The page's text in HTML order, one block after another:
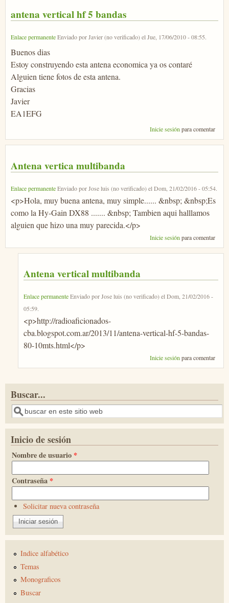
antena vertical hf 5 bandas
Enlace permanenteEnviado porJavier (no verificado)elJue, 17/06/2010 - 08:55.
Buenos dias
Estoy construyendo esta antena economica ya os contaré
Alguien tiene fotos de esta antena.
Gracias
Javier
EA1EFG
Inicie sesiónpara comentar
Antena vertica multibanda
Enlace permanenteEnviado porJose luis (no verificado)elDom, 21/02/2016 - 05:54.
<p>Hola, muy buena antena, muy simple...... &nbsp; &nbsp;Es
como la Hy-Gain DX88 ....... &nbsp; Tambien aqui halllamos
alguien que hizo una muy parecida.</p>
Inicie sesión para comentar
Antena vertical multibanda
Enlace permanenteEnviado porJose luis (no verificado)elDom, 21/02/2016 -
05:59.
<p>http://radioaficionados-
cba.blogspot.com.ar/2013/11/antena-vertical-hf-5-bandas-
80-10mts.html</p>
Inicie sesión para comentar
Buscar...
Buscar
Inicio de sesión
Nombre de usuario *
Contraseña *
Solicitar nueva contraseña
Indice alfabético
Temas
Monograficos
Buscar